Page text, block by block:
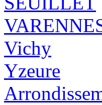
Vichy
Yzeure